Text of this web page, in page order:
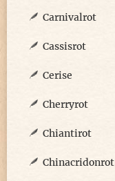
Carnivalrot
Cassisrot
Cerise
Cherryrot
Chiantirot
Chinacridonrot